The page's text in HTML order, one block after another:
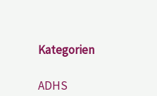
Kategorien
ADHS